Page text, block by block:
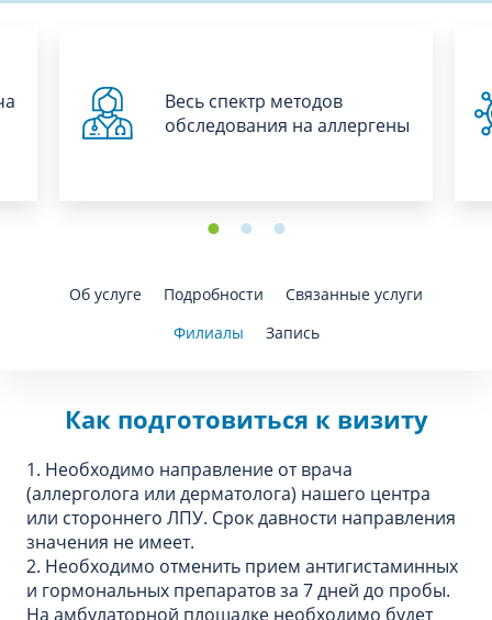
Весь спектр методов
обследования на аллергены
Об услуге Подробности
Связанные услуги
Филиалы
Запись
Как подготовиться к визиту
1. Необходимо направление от врача
(аллерголога или дерматолога) нашего центра
или стороннего ЛПУ. Срок давности направления
значения не имеет.
2. Необходимо отменить прием антигистаминных
и гормональных препаратов за 7 дней до пробы.
На амбулаторной площадке необходимо будет